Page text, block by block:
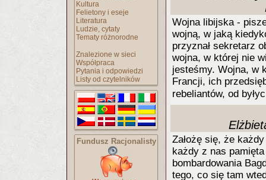
Kultura
Felietony i eseje
Literatura
Ludzie, cytaty
Tematy różnorodne
Znalezione w sieci
Współpraca
Pytania i odpowiedzi
Listy od czytelników
Fundusz Racjonalisty
Wojna libijska -
wojną, w jaką
przyznał sekretarz
wojna, w której nie
jesteśmy. Wojna, w
Francji, ich
rebeliantów, od
Założę się, że
każdy z nas
bombardowania
tego, co się tam